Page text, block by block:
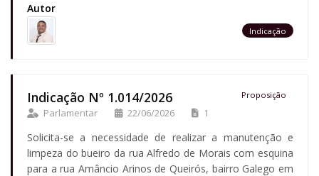
Autor
Indicação
Indicação Nº 1.014/2026 Proposição
Parlamentar 22/06/2026 1
Solicita-se a necessidade de realizar a manutenção e
limpeza do bueiro da rua Alfredo de Morais com esquina
para a rua Amâncio Arinos de Queirós, bairro Galego em